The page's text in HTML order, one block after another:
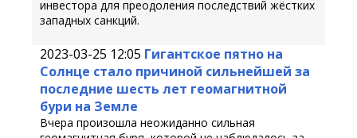
инвестора для преодоления последствий жёстких
западных санкций.
2023-03-25 12:05 Гигантское пятно на
Солнце стало причиной сильнейшей за
последние шесть лет геомагнитной
бури на Земле
Вчера произошла неожиданно сильная